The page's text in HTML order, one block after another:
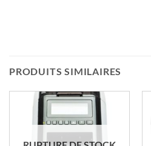
PRODUITS SIMILAIRES